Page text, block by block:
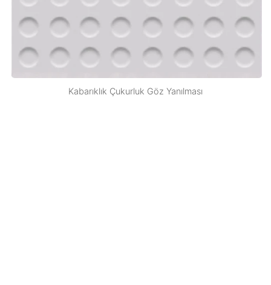
Kabarıklık Çukurluk Göz Yanılması